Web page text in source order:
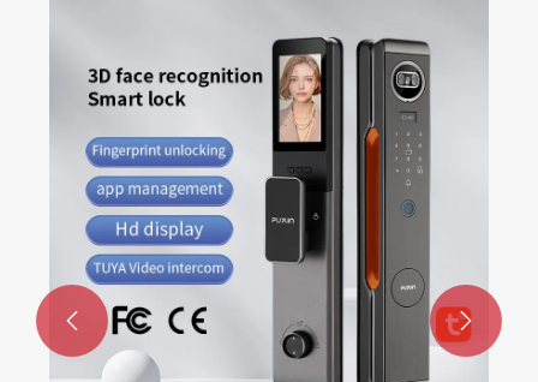
Prednosti pametnih ključavnic
Poglej več >>
 